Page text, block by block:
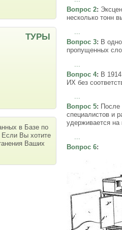
Вопрос 2:
несколько тонн
Вопрос 3: В
пропущенных
Вопрос 4: В
ИХ без
...
Вопрос 5: После
специалистов и
удерживается
...
Вопрос 6:
ТУРЫ
в Базе по
. Если Вы хотите
Ваших